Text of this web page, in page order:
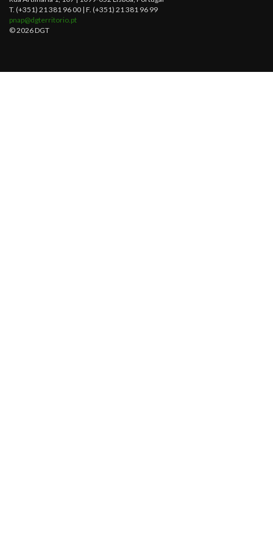
T. (+351) 21 381 96 00 | F. (+351) 21 381 96 99
pnap@dgterritorio.pt
© 2026 DGT